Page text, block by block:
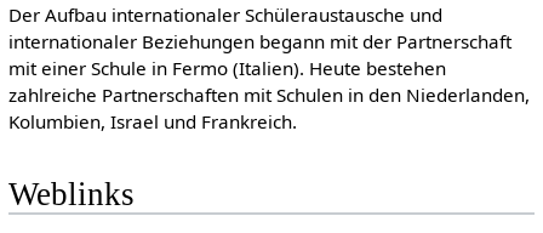
Der Aufbau internationaler Schüleraustausche und
internationaler Beziehungen begann mit der Partnerschaft
mit einer Schule in Fermo (Italien). Heute bestehen
zahlreiche Partnerschaften mit Schulen in den Niederlanden,
Kolumbien, Israel und Frankreich.
Weblinks